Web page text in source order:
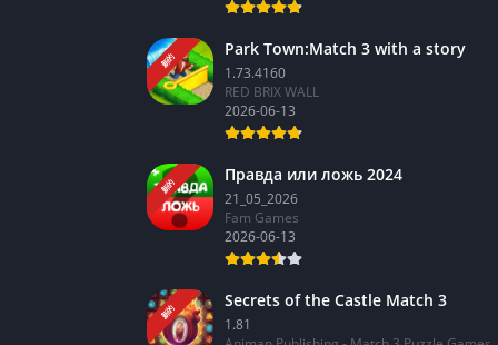
新的
Park Town:Match 3 with a story
1.73.4160
RED BRIX WALL
2026-06-13
新的
Правда или ложь 2024
21_05_2026
Fam Games
2026-06-13
新的
Secrets of the Castle Match 3
1.81